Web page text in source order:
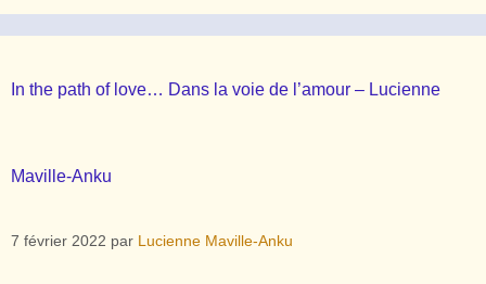
In the path of love… Dans la voie de l’amour – Lucienne
Maville-Anku
7 février 2022 par Lucienne Maville-Anku